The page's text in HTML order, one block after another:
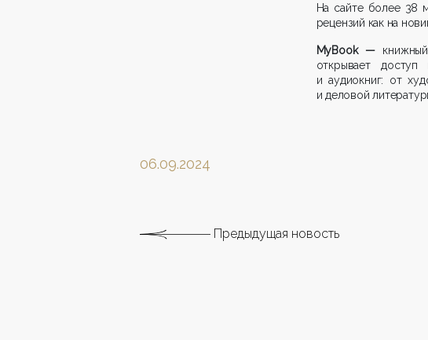
На сайте более 38
рецензий как на
MyBook —книжный
открывает
и аудиокниг: от
и деловой
06.09.2024
Предыдущая новость